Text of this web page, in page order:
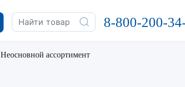
8-800-200-
Неосновной ассортимент